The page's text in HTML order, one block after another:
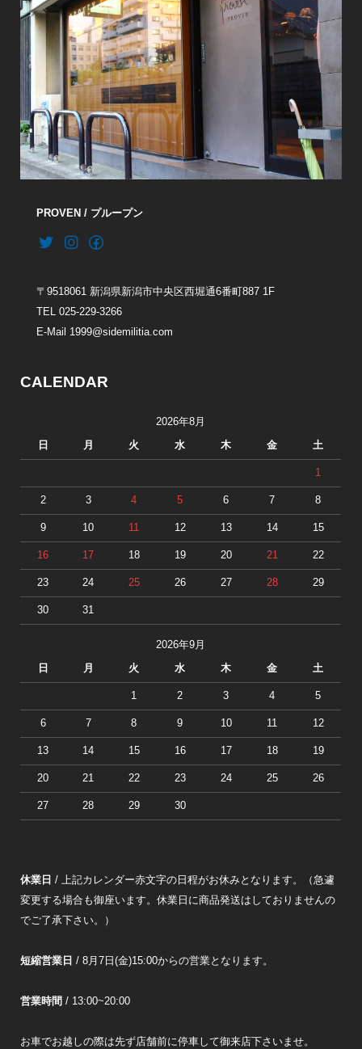
PROVEN / プループン
〒9518061 新潟県新潟市中央区西堀通6番町887 1F
TEL 025-229-3266
E-Mail 1999@sidemilitia.com
CALENDAR
2026年8月
日 月 火 水 木 金 土
1
2 3 4 5 6 7 8
9 10 11 12 13 14 15
16 17 18 19 20 21 22
23 24 25 26 27 28 29
30 31
2026年9月
日 月 火 水 木 金 土
1 2 3 4 5
6 7 8 9 10 11 12
13 14 15 16 17 18 19
20 21 22 23 24 25 26
27 28 29 30
休業日 / 上記カレンダー赤文字の日程がお休みとなります。（急遽
変更する場合も御座います。休業日に商品発送はしておりませんの
でご了承下さい。）
短縮営業日 / 8月7日(金)15:00からの営業となります。
営業時間 / 13:00~20:00
お車でお越しの際は先ず店舗前に停車して御来店下さいませ。